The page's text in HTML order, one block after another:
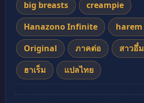
big breasts
creampie
Hanazono Infinite
harem
Original
ภาคต่อ สาวอึ๋ม
ฮาเร็ม
แปลไทย